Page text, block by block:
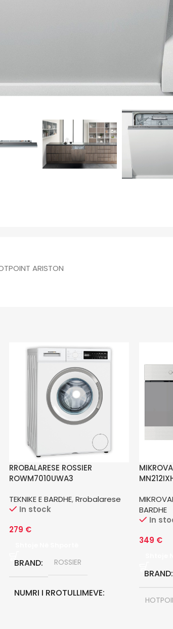
ARISTON
RROBALARESE ROSSIER
ROWM7010UWA3
TEKNIKE E BARDHE,Rrobalarese
In stock
279 €
BRAND ROSSIER
NUMRI I RROTULLIMEVE
BARDHE
In
349 €
BRAND